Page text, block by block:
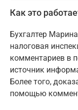
Как это
Бухгалтер
налоговая
комментариев в
источник
Более того,
помощью